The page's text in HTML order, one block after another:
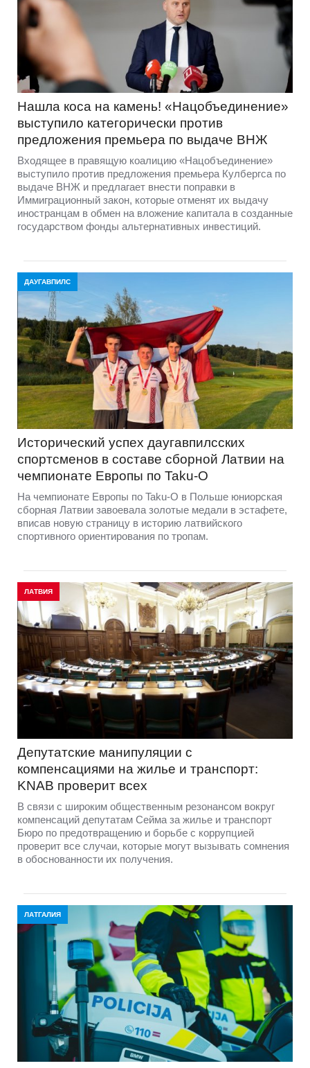
Нашла коса на камень! «Нацобъединение»
выступило категорически против
предложения премьера по выдаче ВНЖ
Входящее в правящую коалицию «Нацобъединение»
выступило против предложения премьера Кулбергса по
выдаче ВНЖ и предлагает внести поправки в
Иммиграционный закон, которые отменят их выдачу
иностранцам в обмен на вложение капитала в созданные
государством фонды альтернативных инвестиций.
ДАУГАВПИЛС
Исторический успех даугавпилсских
спортсменов в составе сборной Латвии на
чемпионате Европы по Taku-O
На чемпионате Европы по Taku-O в Польше юниорская
сборная Латвии завоевала золотые медали в эстафете,
вписав новую страницу в историю латвийского
спортивного ориентирования по тропам.
ЛАТВИЯ
Депутатские манипуляции с
компенсациями на жилье и транспорт:
KNAB проверит всех
В связи с широким общественным резонансом вокруг
компенсаций депутатам Сейма за жилье и транспорт
Бюро по предотвращению и борьбе с коррупцией
проверит все случаи, которые могут вызывать сомнения
в обоснованности их получения.
ЛАТГАЛИЯ